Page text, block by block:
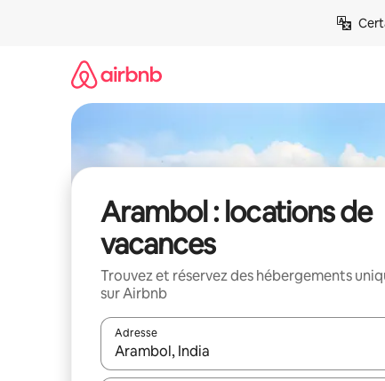
Arambol : locations de
vacances
Trouvez et réservez des hébergements
sur Airbnb
Adresse
Lorsque les résultats s'affichent, utilisez les